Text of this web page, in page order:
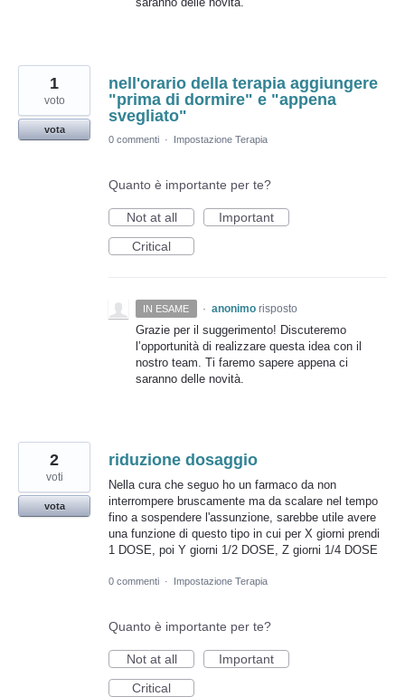
nell'orario della terapia aggiungere
"prima di dormire" e "appena
svegliato"
1
voto
vota
0 commenti · Impostazione Terapia
Quanto è importante per te?
Not at all
Important
Critical
IN ESAME · anonimo risposto
Grazie per il suggerimento! Discuteremo
l’opportunità di realizzare questa idea con il
nostro team. Ti faremo sapere appena ci
saranno delle novità.
riduzione dosaggio
Nella cura che seguo ho un farmaco da non
interrompere bruscamente ma da scalare nel tempo
fino a sospendere l'assunzione, sarebbe utile avere
una funzione di questo tipo in cui per X giorni prendi
1 DOSE, poi Y giorni 1/2 DOSE, Z giorni 1/4 DOSE
2
voti
vota
0 commenti · Impostazione Terapia
Quanto è importante per te?
Not at all
Important
Critical